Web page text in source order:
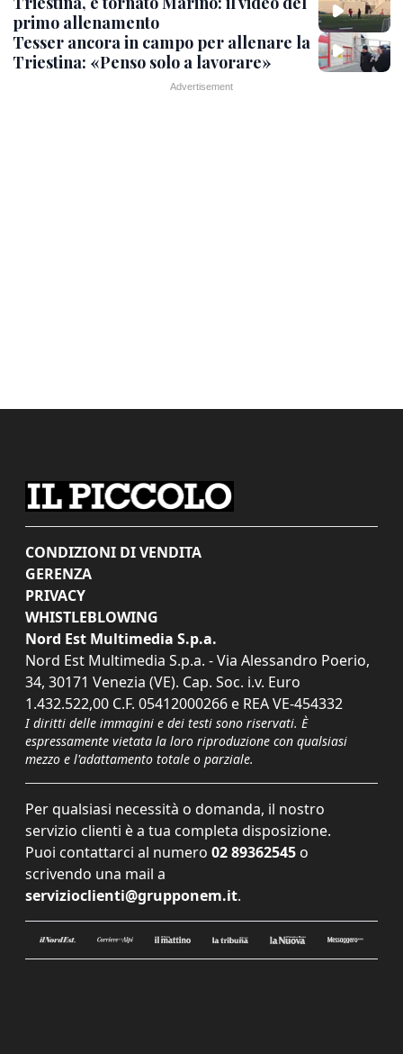
primo allenamento
Tesser ancora in campo per allenare la
Triestina: «Penso solo a lavorare»
CONDIZIONI DI VENDITA
GERENZA
PRIVACY
WHISTLEBLOWING
Nord Est Multimedia S.p.a.
Nord Est Multimedia S.p.a. - Via Alessandro Poerio,
34, 30171 Venezia (VE). Cap. Soc. i.v. Euro
1.432.522,00 C.F. 05412000266 e REA VE-454332
I diritti delle immagini e dei testi sono riservati. È
espressamente vietata la loro riproduzione con qualsiasi
mezzo e l'adattamento totale o parziale.
Per qualsiasi necessità o domanda, il nostro
servizio clienti è a tua completa disposizione.
Puoi contattarci al numero 02 89362545 o
scrivendo una mail a
servizioclienti@grupponem.it.